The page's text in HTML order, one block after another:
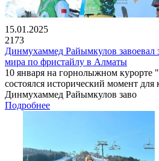
15.01.2025
2173
Динмухаммед Райымкулов завоевал
мира по фристайлу в Алматы
10 января на горнолыжном
состоялся исторический момент для
Динмухаммед Райымкулов заво
Подробнее